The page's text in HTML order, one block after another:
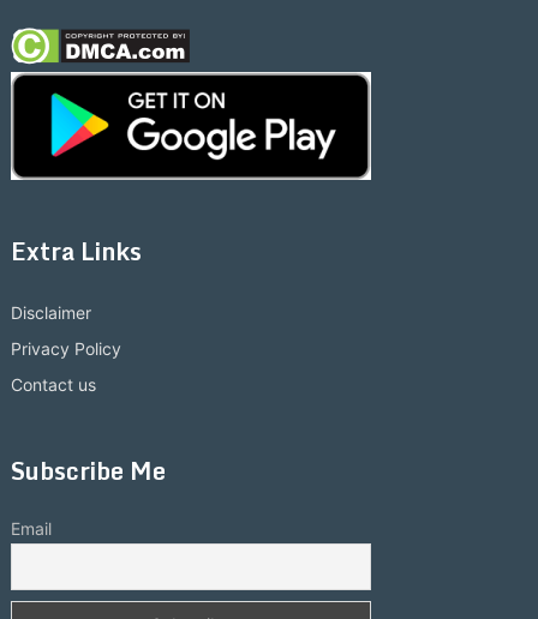
Extra Links
Disclaimer
Privacy Policy
Contact us
Subscribe Me
Email